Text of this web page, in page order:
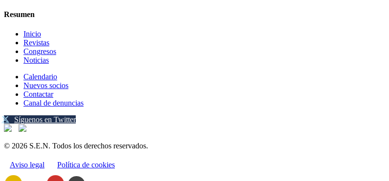
Resumen
Inicio
Revistas
Congresos
Noticias
Calendario
Nuevos socios
Contactar
Canal de denuncias
Síguenos en Twitter
© 2026 S.E.N. Todos los derechos reservados.
Aviso legal Política de cookies